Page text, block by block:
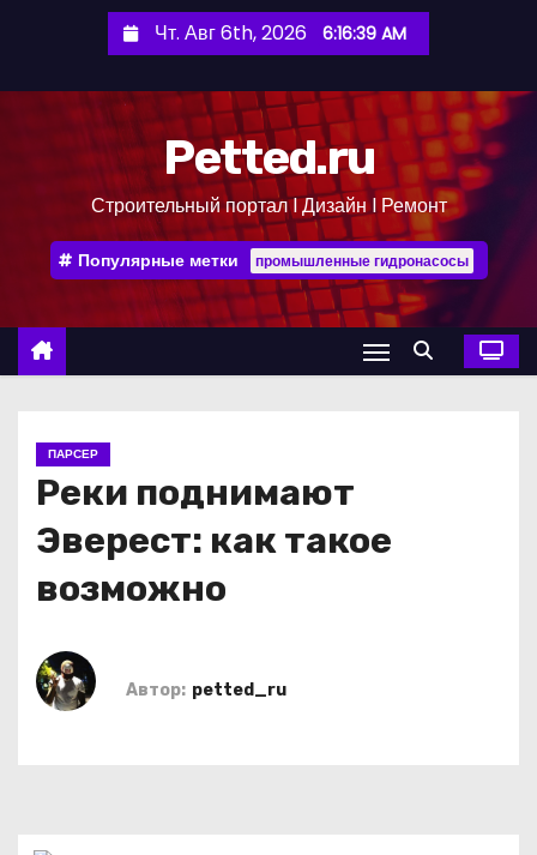
е
Чт. Авг 6th, 2026 6:16:39 AM
Petted.ru
Строительный портал l Дизайн l Ремонт
Популярные метки промышленные гидронасосы
ПАРСЕР
Реки поднимают
Эверест: как такое
возможно
Автор: petted_ru